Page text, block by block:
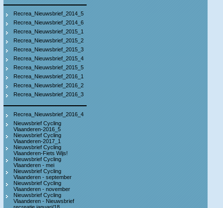
Recrea_Nieuwsbrief_2014_5
Recrea_Nieuwsbrief_2014_6
Recrea_Nieuwsbrief_2015_1
Recrea_Nieuwsbrief_2015_2
Recrea_Nieuwsbrief_2015_3
Recrea_Nieuwsbrief_2015_4
Recrea_Nieuwsbrief_2015_5
Recrea_Nieuwsbrief_2016_1
Recrea_Nieuwsbrief_2016_2
Recrea_Nieuwsbrief_2016_3
Recrea_Nieuwsbrief_2016_4
Nieuwsbrief Cycling
Vlaanderen-2016_5
Nieuwsbrief Cycling
Vlaanderen-2017_1
Nieuwsbrief Cycling
Vlaanderen-Fiets Wijs!
Nieuwsbrief Cycling
Vlaanderen - mei
Nieuwsbrief Cycling
Vlaanderen - september
Nieuwsbrief Cycling
Vlaanderen - november
Nieuwsbrief Cycling
Vlaanderen - Nieuwsbrief